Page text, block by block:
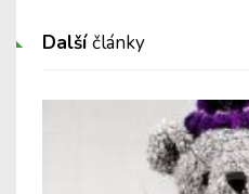
Dalšíčlánky